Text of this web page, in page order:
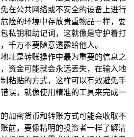
在公共网络或不安全的设备上进行
险的环境中存放贵重物品一样，要
私钥和助记词，这就像是守护着打
千万不要随意透露给他人。
址是转账操作中最为重要的信息之
资金可能就会永远丢失，在输入地
粘贴的方式，这样可以有效避免手
误，就像使用精准的工具来完成一
加密货币和转账方式可能会收取不
前，要像精明的投资者一样了解清